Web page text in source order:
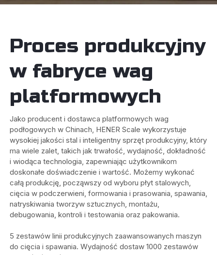
Proces produkcyjny
w fabryce wag
platformowych
Jako producent i dostawca platformowych wag
podłogowych w Chinach, HENER Scale wykorzystuje
wysokiej jakości stal i inteligentny sprzęt produkcyjny, który
ma wiele zalet, takich jak trwałość, wydajność, dokładność
i wiodąca technologia, zapewniając użytkownikom
doskonałe doświadczenie i wartość. Możemy wykonać
całą produkcję, począwszy od wyboru płyt stalowych,
cięcia w podczerwieni, formowania i prasowania, spawania,
natryskiwania tworzyw sztucznych, montażu,
debugowania, kontroli i testowania oraz pakowania.
5 zestawów linii produkcyjnych zaawansowanych maszyn
do cięcia i spawania. Wydajność dostaw 1000 zestawów